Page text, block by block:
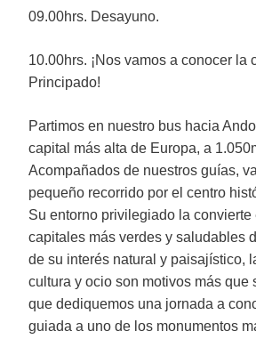
09.00hrs. Desayuno.
10.00hrs. ¡Nos vamos a conocer la
Principado!
Partimos en nuestro bus hacia
capital más alta de Europa, a
Acompañados de nuestros guías,
pequeño recorrido por el centro
Su entorno privilegiado la convierte
capitales más verdes y saludables
de su interés natural y paisajístico,
cultura y ocio son motivos más que
que dediquemos una jornada a
guiada a uno de los monumentos